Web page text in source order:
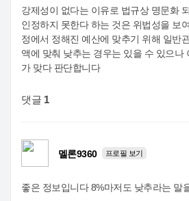
강제성이 없다는 이유로 법규상 명문화
인정하지 못한다 하는 것은 위법성을 보
정에서 정해진 예산에 맞추기 위해 일반
액에 맞춰 낮추는 경우는 있을 수 있으나
가 맞다 판단합니다
댓글 1
멜론9360 프로필 보기
좋은 정보입니다 8%마저도 낮추라는 말